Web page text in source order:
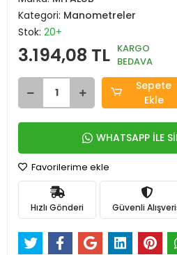
Kategori: Manometreler
Stok: 20+
3.194,08 TL KARGO
BEDAVA
Sepete
Ekle
WHATSAPP İLE
Favorilerime ekle
Hızlı Gönderi Güvenli